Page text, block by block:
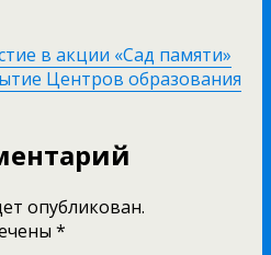
в акции «Сад памяти»
Центров образования
опубликован.
*